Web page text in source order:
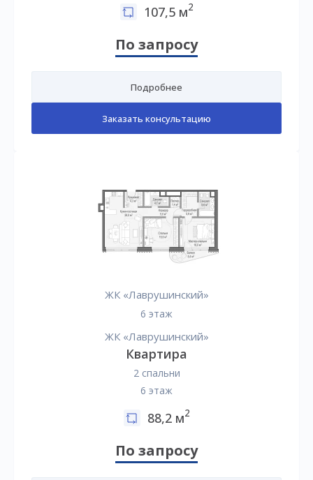
107,5 м2
По запросу
Подробнее
Заказать консультацию
ЖК «Лаврушинский»
6 этаж
ЖК «Лаврушинский»
Квартира
2 спальни
6 этаж
88,2 м2
По запросу